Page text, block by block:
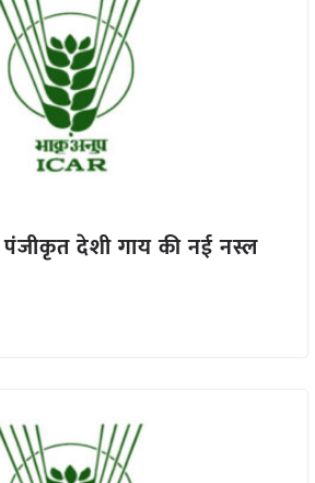
पंजीकृत देशी गाय की नई नस्ल